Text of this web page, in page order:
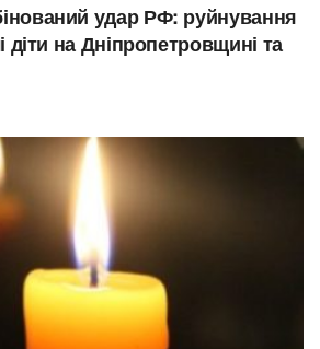
удар РФ: руйнування
діти на Дніпропетровщині та